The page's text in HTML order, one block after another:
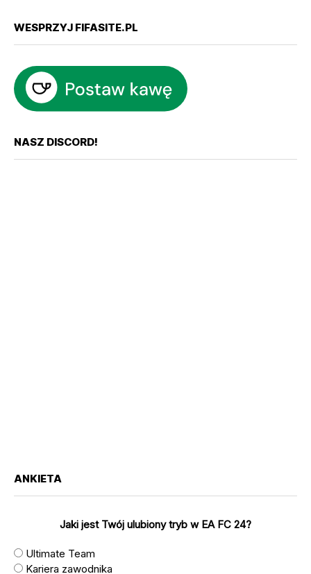
WESPRZYJ FIFASITE.PL
NASZ DISCORD!
ANKIETA
Jaki jest Twój ulubiony tryb w EA FC 24?
Ultimate Team
Kariera zawodnika